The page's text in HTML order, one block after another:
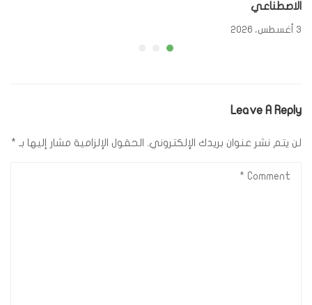
الاصطناعي
3 أغسطس، 2026
Leave A Reply
لن يتم نشر عنوان بريدك الإلكتروني. الحقول الإلزامية مشار إليها بـ *